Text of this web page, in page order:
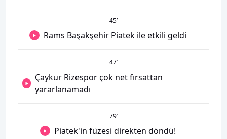
45’
Rams Başakşehir Piatek ile etkili geldi
47’
Çaykur Rizespor çok net fırsattan
yararlanamadı
79’
Piatek'in füzesi direkten döndü!